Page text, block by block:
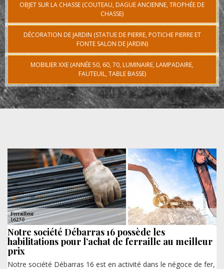
OBJET SUR LA CHASSE (COUTEAU, DAGUE ANCIENNE, TROPHÉE DE
CHASSE)
DÉCORATION DE JARDIN (STATUE DE PIERRE, POTICHE PIERRE ET
FONTE SALON DE JARDIN)
MOBILIER XXE (ANNÉE 50, 60, 70, LUMINAIRE, LAMPADAIRE,
FAUTEUIL, TABLE BASSE)
Notre société Débarras 16 possède les
habilitations pour l’achat de ferraille au meilleur
prix
Notre société Débarras 16 est en activité dans le négoce de fer,